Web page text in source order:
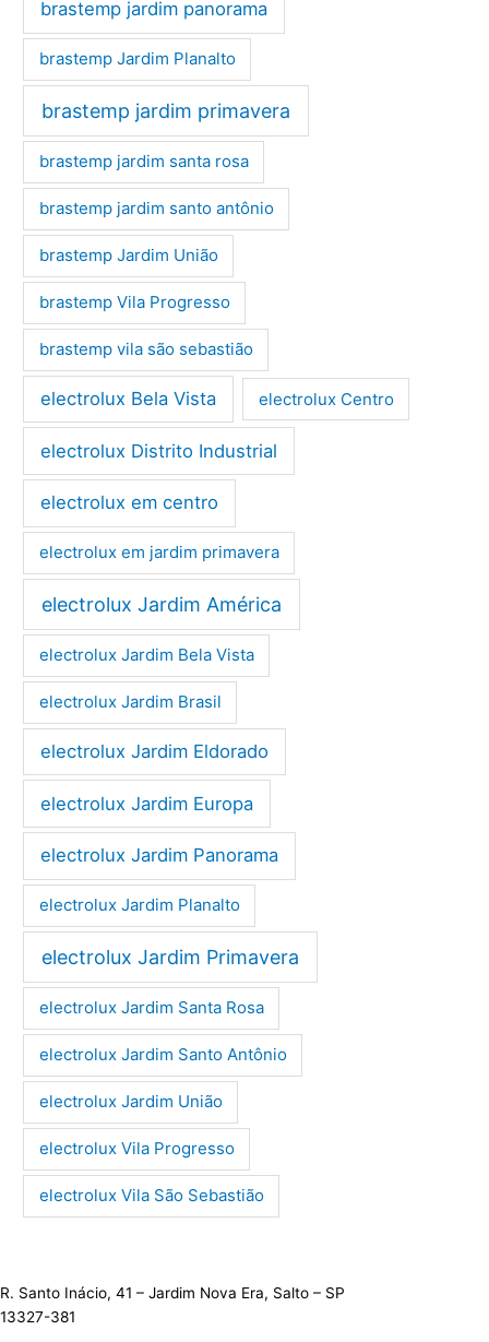
brastemp jardim panorama
brastemp Jardim Planalto
brastemp jardim primavera
brastemp jardim santa rosa
brastemp jardim santo antônio
brastemp Jardim União
brastemp Vila Progresso
brastemp vila são sebastião
electrolux Bela Vista electrolux Centro
electrolux Distrito Industrial
electrolux em centro
electrolux em jardim primavera
electrolux Jardim América
electrolux Jardim Bela Vista
electrolux Jardim Brasil
electrolux Jardim Eldorado
electrolux Jardim Europa
electrolux Jardim Panorama
electrolux Jardim Planalto
electrolux Jardim Primavera
electrolux Jardim Santa Rosa
electrolux Jardim Santo Antônio
electrolux Jardim União
electrolux Vila Progresso
electrolux Vila São Sebastião
R. Santo Inácio, 41 – Jardim Nova Era, Salto – SP
13327-381